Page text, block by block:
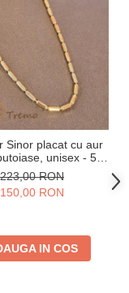
Sinor placat cu aur
unisex - 50
cm
223,00 RON
150,00 RON
IN COS